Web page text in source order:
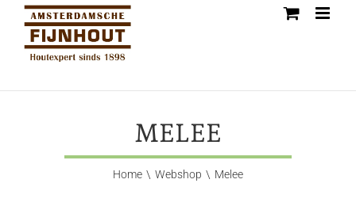
MELEE
Home Webshop Melee